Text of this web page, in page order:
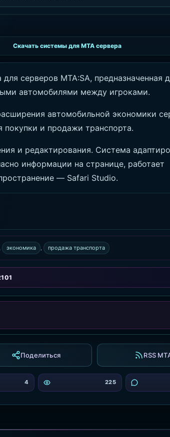
Скачать системы для MTA сервера
серверов MTA:SA, предназначенная
автомобилями между игроками.
автомобильной экономики
покупки и продажи транспорта.
и редактирования. Система
информации на странице, работает
— Safari Studio.
экономика , продажа транспорта
Поделиться RSS
4 225